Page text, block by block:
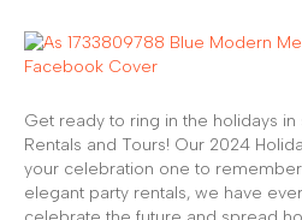
Get ready to ring in the holidays in
Rentals and Tours! Our 2024
your celebration one to
elegant party rentals, we have